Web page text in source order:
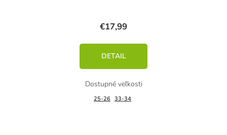
€17,99
DETAIL
25-26 33-34